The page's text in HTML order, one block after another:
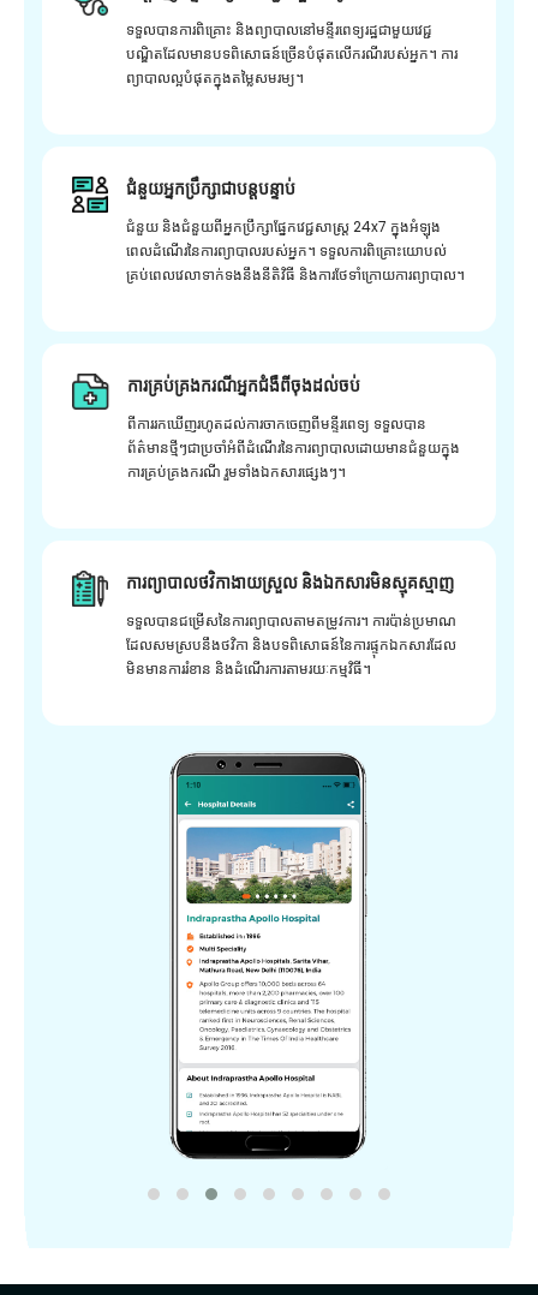
ទទួលបានការពិគ្រោះ និងព្យាបាលនៅមន្ទីរពេទ្យរដ្ឋជាមួយវេជ្ជ
បណ្ឌិតដែលមានបទពិសោធន៍ច្រើនបំផុតលើករណីរបស់អ្នក។ ការ
ព្យាបាលល្អបំផុតក្នុងតម្លៃសមរម្យ។
ជំនួយអ្នកប្រឹក្សាជាបន្តបន្ទាប់
ជំនួយ និងជំនួយពីអ្នកប្រឹក្សាផ្នែកវេជ្ជសាស្រ្ត 24x7 ក្នុងអំឡុង
ពេលដំណើរនៃការព្យាបាលរបស់អ្នក។ ទទួលការពិគ្រោះយោបល់
គ្រប់ពេលវេលាទាក់ទងនឹងនីតិវិធី និងការថែទាំក្រោយការព្យាបាល។
ការគ្រប់គ្រងករណីអ្នកជំងឺពីចុងដល់ចប់
ពីការរកឃើញរហូតដល់ការចាកចេញពីមន្ទីរពេទ្យ ទទួលបាន
ព័ត៌មានថ្មីៗជាប្រចាំអំពីដំណើរនៃការព្យាបាលដោយមានជំនួយក្នុង
ការគ្រប់គ្រងករណី រួមទាំងឯកសារផ្សេងៗ។
ការព្យាបាលថវិកាងាយស្រួល និងឯកសារមិនស្មុគស្មាញ
ទទួលបានជម្រើសនៃការព្យាបាលតាមតម្រូវការ។ ការប៉ាន់ប្រមាណ
ដែលសមស្របនឹងថវិកា និងបទពិសោធន៍នៃការផ្ទុកឯកសារដែល
មិនមានការរំខាន និងដំណើរការតាមរយៈកម្មវិធី។